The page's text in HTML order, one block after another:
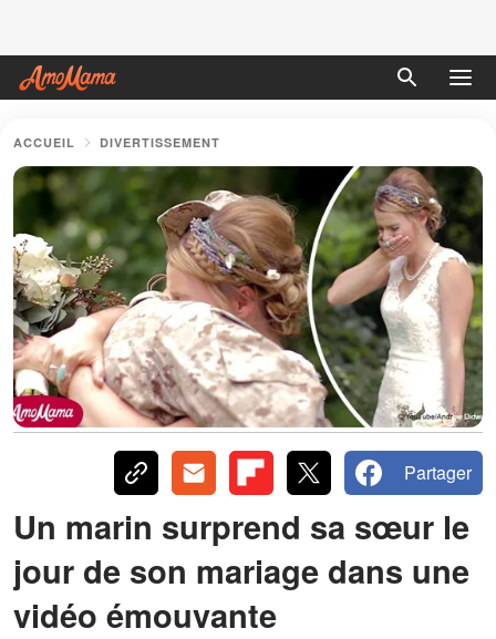
ACCUEIL DIVERTISSEMENT
Partager
Un marin surprend sa sœur le
jour de son mariage dans une
vidéo émouvante